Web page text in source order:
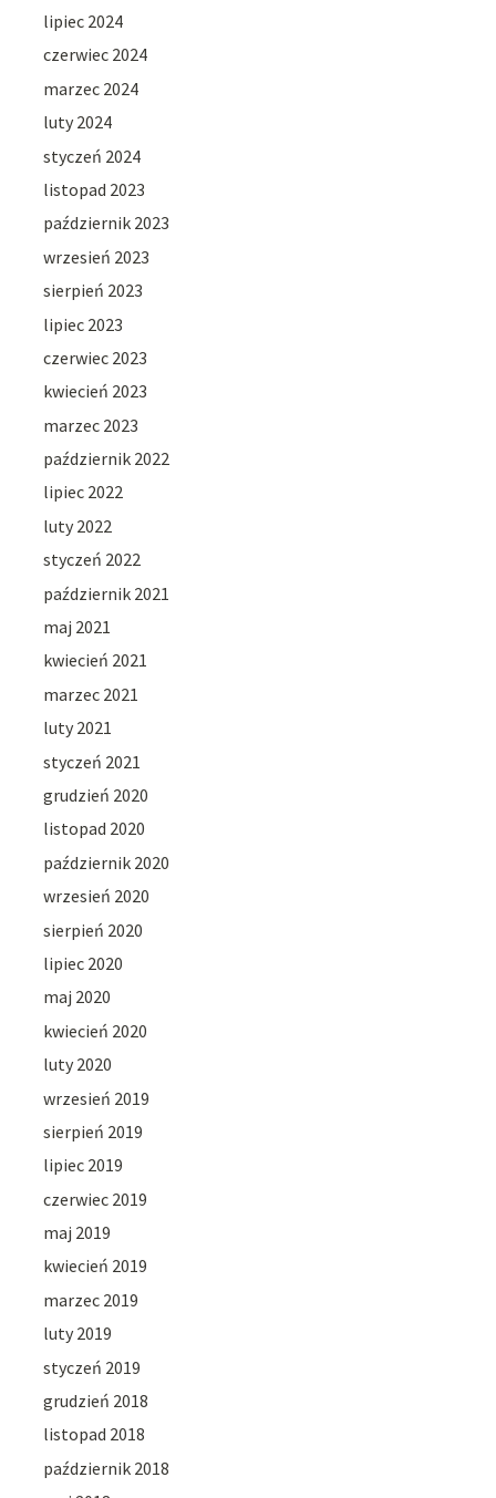
lipiec 2024
czerwiec 2024
marzec 2024
luty 2024
styczeń 2024
listopad 2023
październik 2023
wrzesień 2023
sierpień 2023
lipiec 2023
czerwiec 2023
kwiecień 2023
marzec 2023
październik 2022
lipiec 2022
luty 2022
styczeń 2022
październik 2021
maj 2021
kwiecień 2021
marzec 2021
luty 2021
styczeń 2021
grudzień 2020
listopad 2020
październik 2020
wrzesień 2020
sierpień 2020
lipiec 2020
maj 2020
kwiecień 2020
luty 2020
wrzesień 2019
sierpień 2019
lipiec 2019
czerwiec 2019
maj 2019
kwiecień 2019
marzec 2019
luty 2019
styczeń 2019
grudzień 2018
listopad 2018
październik 2018